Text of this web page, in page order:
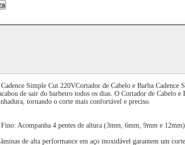
Simple Cut 220VCortador de Cabelo e Barba Cadence
de sair do barbeiro todos os dias. O Cortador de Cabelo
tornando o corte mais confortável e preciso.
Acompanha 4 pentes de altura (3mm, 6mm, 9mm e
de alta performance em aço inoxidável garantem um